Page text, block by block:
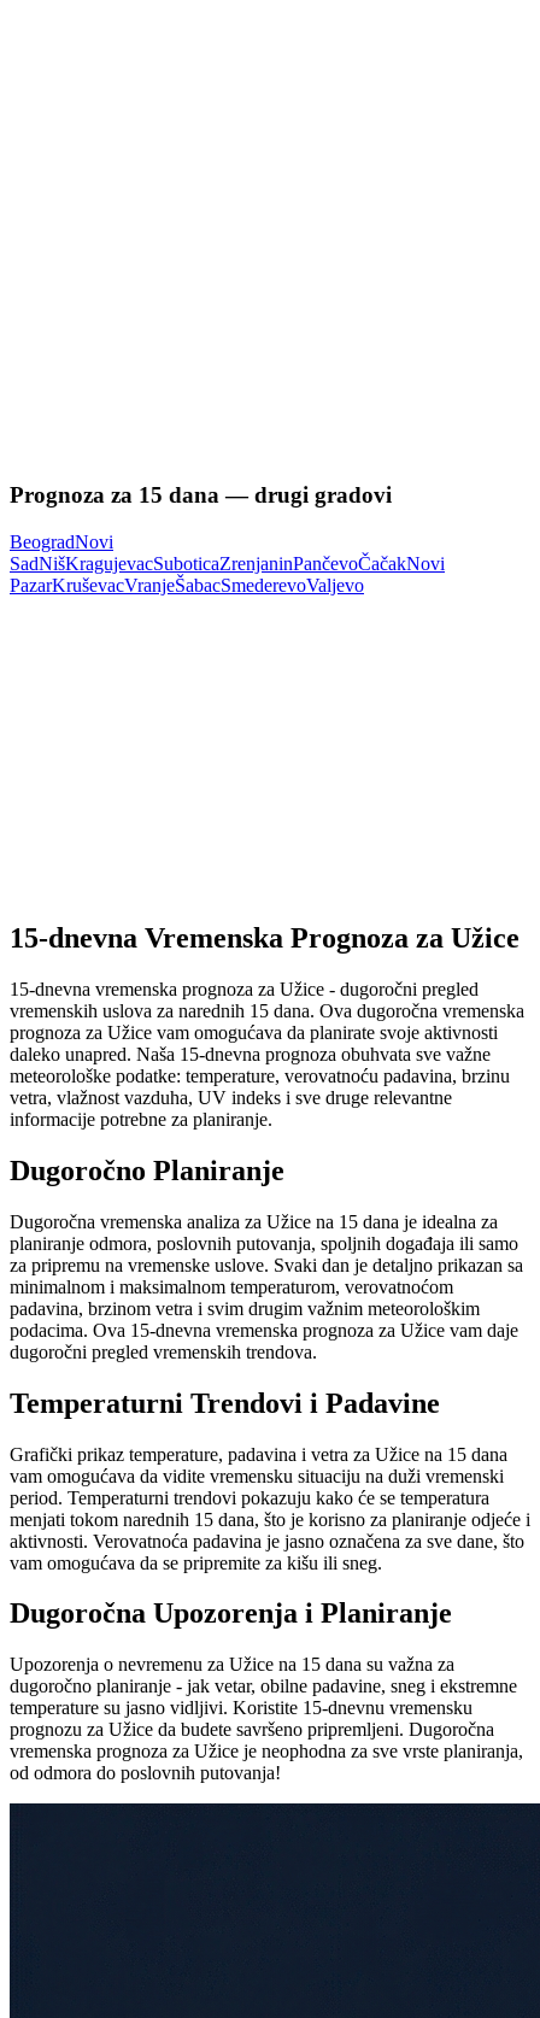
Prognoza za 15 dana — drugi gradovi
BeogradNovi
SadNišKragujevacSuboticaZrenjaninPančevoČačakNovi
PazarKruševacVranjeŠabacSmederevoValjevo
15-dnevna Vremenska Prognoza za Užice
15-dnevna vremenska prognoza za Užice - dugoročni pregled
vremenskih uslova za narednih 15 dana. Ova dugoročna vremenska
prognoza za Užice vam omogućava da planirate svoje aktivnosti
daleko unapred. Naša 15-dnevna prognoza obuhvata sve važne
meteorološke podatke: temperature, verovatnoću padavina, brzinu
vetra, vlažnost vazduha, UV indeks i sve druge relevantne
informacije potrebne za planiranje.
Dugoročno Planiranje
Dugoročna vremenska analiza za Užice na 15 dana je idealna za
planiranje odmora, poslovnih putovanja, spoljnih događaja ili samo
za pripremu na vremenske uslove. Svaki dan je detaljno prikazan sa
minimalnom i maksimalnom temperaturom, verovatnoćom
padavina, brzinom vetra i svim drugim važnim meteorološkim
podacima. Ova 15-dnevna vremenska prognoza za Užice vam daje
dugoročni pregled vremenskih trendova.
Temperaturni Trendovi i Padavine
Grafički prikaz temperature, padavina i vetra za Užice na 15 dana
vam omogućava da vidite vremensku situaciju na duži vremenski
period. Temperaturni trendovi pokazuju kako će se temperatura
menjati tokom narednih 15 dana, što je korisno za planiranje odjeće i
aktivnosti. Verovatnoća padavina je jasno označena za sve dane, što
vam omogućava da se pripremite za kišu ili sneg.
Dugoročna Upozorenja i Planiranje
Upozorenja o nevremenu za Užice na 15 dana su važna za
dugoročno planiranje - jak vetar, obilne padavine, sneg i ekstremne
temperature su jasno vidljivi. Koristite 15-dnevnu vremensku
prognozu za Užice da budete savršeno pripremljeni. Dugoročna
vremenska prognoza za Užice je neophodna za sve vrste planiranja,
od odmora do poslovnih putovanja!